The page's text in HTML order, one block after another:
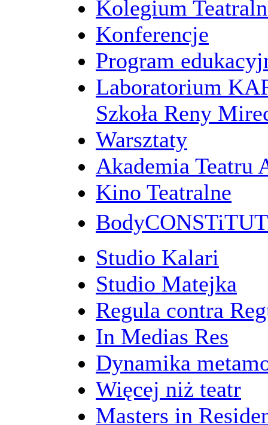
Kolegium
Konferencje
Program
Laboratorium
Szkoła Reny
Warsztaty
Akademia Teatru
Kino Teatralne
Studio Kalari
Studio Matejka
Regula contra
In Medias Res
Dynamika
Więcej niż teatr
Masters in